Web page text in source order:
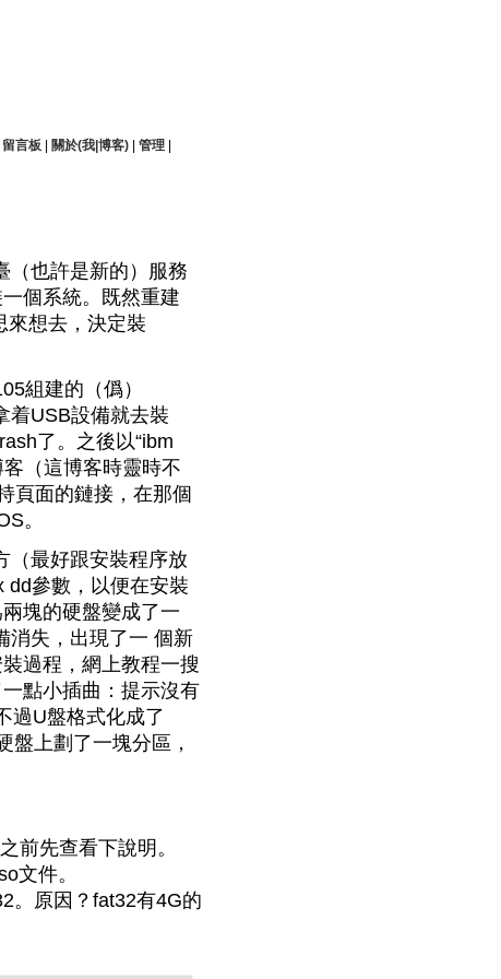
留言板 關於(我|博客) 管理
也許是新的）服務
個系統。既然重建
來想去，決定裝
組建的（僞）
着USB設備就去裝
了。之後以“ibm
客（這博客時靈時不
頁面的鏈接，在那個
。
最好跟安裝程序放
dd參數，以便在安裝
塊的硬盤變成了一
消失，出現了一 個新
過程，網上教程一搜
點小插曲：提示沒有
過U盤格式化成了
盤上劃了一塊分區，
前先查看下說明。
文件。
。原因？fat32有4G的